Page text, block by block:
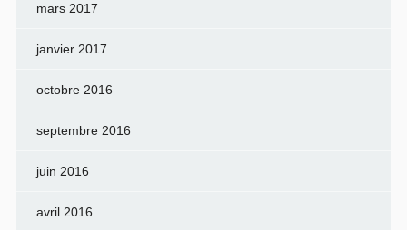
mars 2017
janvier 2017
octobre 2016
septembre 2016
juin 2016
avril 2016